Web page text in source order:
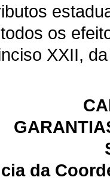
os
XXII,
da